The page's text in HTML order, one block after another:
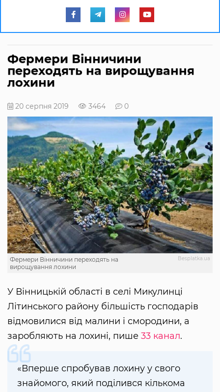
Фермери Вінничини
переходять на вирощування
лохини
20 серпня 2019 3464 0
Besplatka.ua
Фермери Вінничини переходять на
вирощування лохини
У Вінницькій області в селі Микулинці
Літинського району більшість господарів
відмовилися від малини і смородини, а
заробляють на лохині, пише 33 канал.
«Вперше спробував лохину у свого
знайомого, який поділився кількома